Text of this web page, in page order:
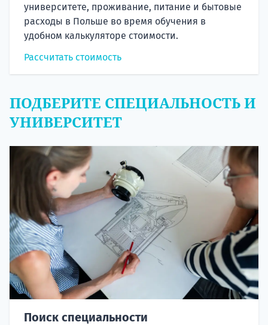
университете, проживание, питание и бытовые
расходы в Польше во время обучения в
удобном калькуляторе стоимости.
Рассчитать стоимость
ПОДБЕРИТЕ СПЕЦИАЛЬНОСТЬ И
УНИВЕРСИТЕТ
Поиск специальности